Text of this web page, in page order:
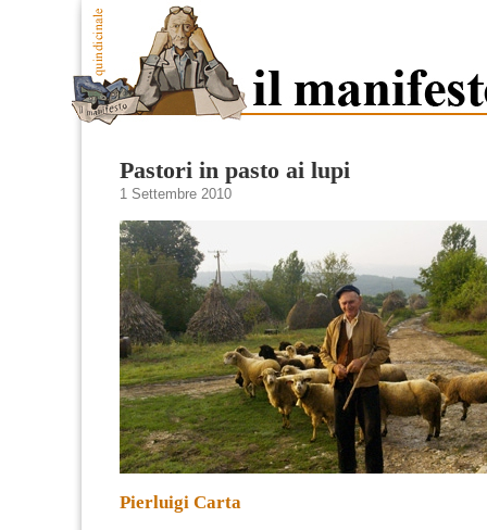
Pastori in pasto ai lupi
1 Settembre 2010
Pierluigi Carta